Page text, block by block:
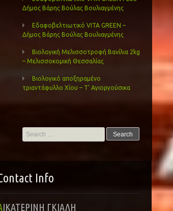
Δήμος Βάρης Βούλας Βουλιαγμένης
Εδαφοβελτιωτικό VITA GREEN –
Δήμος Βάρης Βούλας Βουλιαγμένης
Βιολογική Μελισσοτροφή Βανίλια 2kg
– Μελισσοκομική Θεσσαλίας
Βιολογικό αποξηραμένο
τριαντάφυλλο Χίου – Τ’ Αγιοργούσικα
Search
for:
Info
ΑΙΚΑΤΕΡΙΝΗ ΓΚΙΑΛΗ